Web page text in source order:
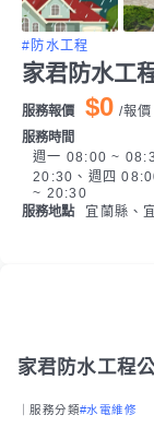
#防水工程
家君防水工
服務報價 $0 /報價
服務時間
週一 08:00 ~
20:30、週四
~ 20:30
服務地點
宜蘭縣、
家君防水工程
｜服務分類#水電維修